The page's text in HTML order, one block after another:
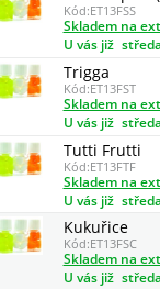
Kód:ET13FSS
Skladem na
U vás již
Trigga
Kód:ET13FST
Skladem na
U vás již
Tutti Frutti
Kód:ET13FTF
Skladem na
U vás již
Kukuřice
Kód:ET13FSC
Skladem na
U vás již